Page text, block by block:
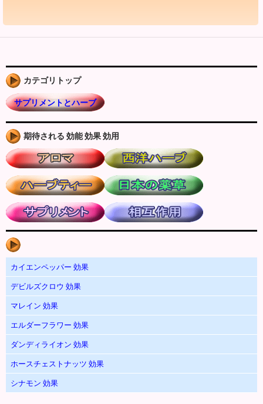
カテゴリトップ
サプリメントとハーブ
期待される 効能 効果 効用
カイエンペッパー 効果
デビルズクロウ 効果
マレイン 効果
エルダーフラワー 効果
ダンディライオン 効果
ホースチェストナッツ 効果
シナモン 効果